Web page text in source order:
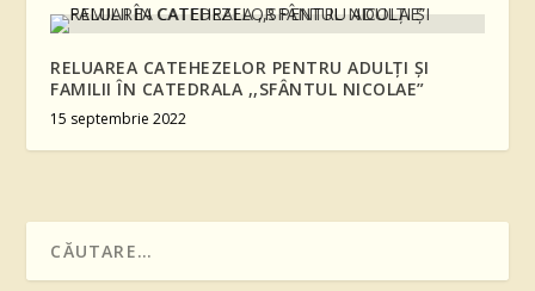
RELUAREA CATEHEZELOR PENTRU ADULŢI ŞI
FAMILII ÎN CATEDRALA ,,SFÂNTUL NICOLAE”
15 septembrie 2022